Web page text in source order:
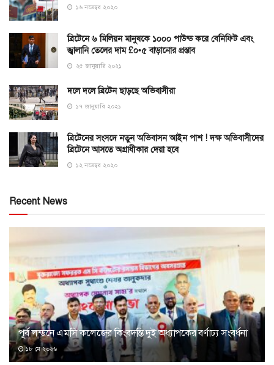
১৬ নভেম্বর ২০২০
ব্রিটেনে ৬ মিলিয়ন মানুষকে ১০০০ পাউন্ড করে বেনিফিট এবং
জ্বালানি তেলের দাম £০•৫ বাড়ানোর প্রস্তাব
২৫ জানুয়ারি ২০২১
দলে দলে ব্রিটেন ছাড়ছে অভিবাসীরা
১৭ জানুয়ারি ২০২১
ব্রিটেনের সংসদে নতুন অভিবাসন আইন পাশ ! দক্ষ অভিবাসীদের
ব্রিটেনে আসতে অগ্রাধীকার দেয়া হবে
১২ নভেম্বর ২০২০
Recent News
পূর্ব লন্ডনে এমসি কলেজের কিংবদন্তি দুই অধ্যাপকের বর্ণাঢ্য সংবর্ধনা
১৮ মে ২০২৬